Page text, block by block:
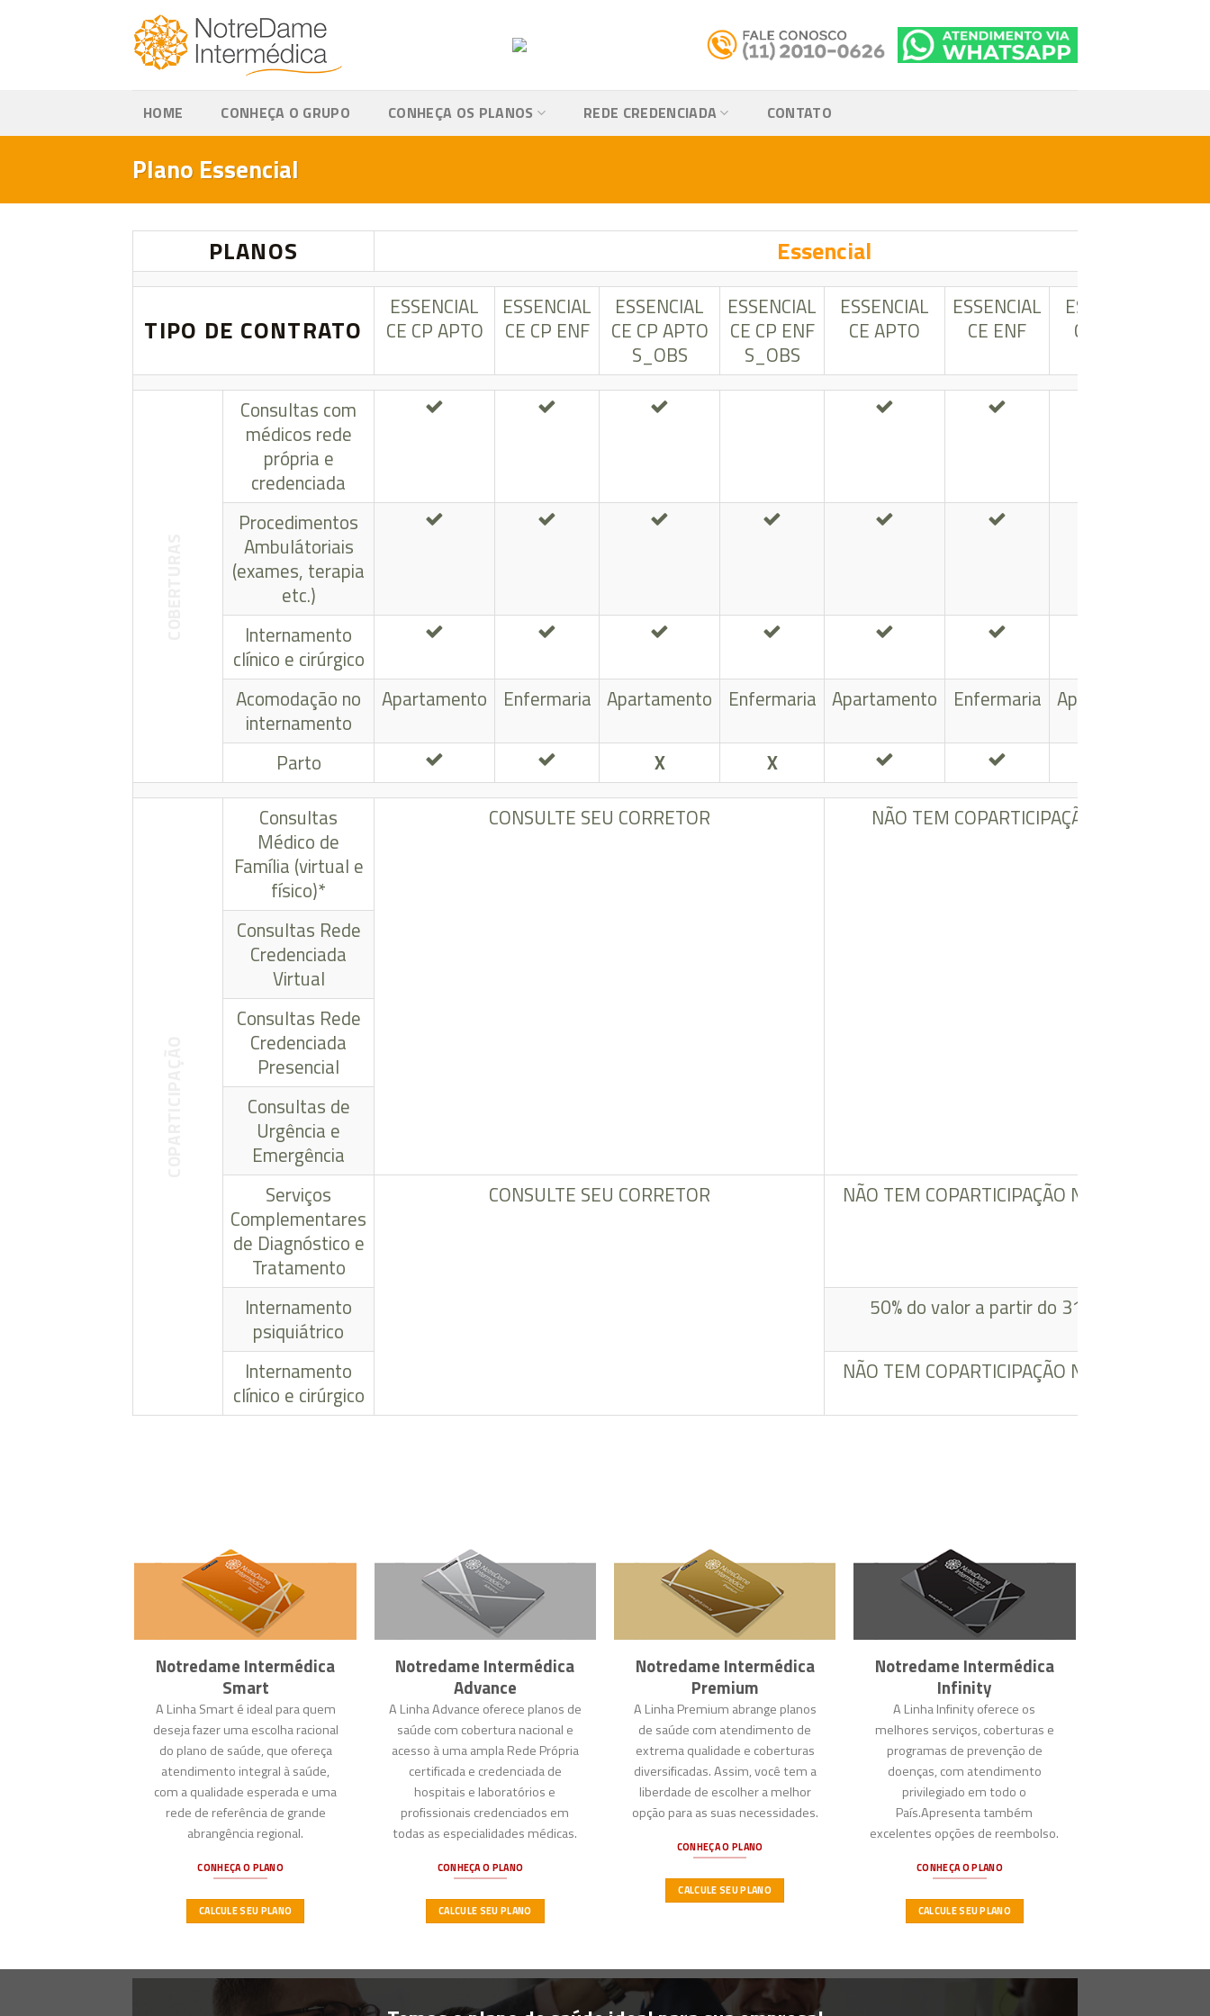
HOME CONHEÇA O GRUPO CONHEÇA OS PLANOS REDE CREDENCIADA CONTATO
Plano Essencial
PLANOS Essencial
TIPO DE CONTRATO
ESSENCIAL
CE CP APTO
ESSENCIAL
CE CP ENF
ESSENCIAL
CE CP APTO
S_OBS
ESSENCIAL
CE CP ENF
S_OBS
ESSENCIAL
CE APTO
ESSENCIAL
CE ENF
ESSENCIAL
CE APTO
Consultas com
médicos rede
própria e
credenciada
Procedimentos
Ambulátoriais
(exames, terapia
etc.)
Internamento
clínico e cirúrgico
Acomodação no
internamento
Apartamento Enfermaria Apartamento Enfermaria Apartamento Enfermaria Apartamento
Parto X X
Consultas
Médico de
Família (virtual e
físico)*
CONSULTE SEU CORRETOR NÃO TEM COPARTICIPAÇÃO EM
Consultas Rede
Credenciada
Virtual
Consultas Rede
Credenciada
Presencial
Consultas de
Urgência e
Emergência
Serviços
Complementares
de Diagnóstico e
Tratamento
CONSULTE SEU CORRETOR NÃO TEM COPARTICIPAÇÃO NOS
Internamento
psiquiátrico
50% do valor a partir do 31º dia de
Internamento
clínico e cirúrgico
NÃO TEM COPARTICIPAÇÃO NOS
Notredame Intermédica
Smart
A Linha Smart é ideal para quem
deseja fazer uma escolha racional
do plano de saúde, que ofereça
atendimento integral à saúde,
com a qualidade esperada e uma
rede de referência de grande
abrangência regional.
CONHEÇA O PLANO
CALCULE SEU PLANO
Notredame Intermédica
Advance
A Linha Advance oferece planos de
saúde com cobertura nacional e
acesso à uma ampla Rede Própria
certificada e credenciada de
hospitais e laboratórios e
profissionais credenciados em
todas as especialidades médicas.
CONHEÇA O PLANO
CALCULE SEU PLANO
Notredame Intermédica
Premium
A Linha Premium abrange planos
de saúde com atendimento de
extrema qualidade e coberturas
diversificadas. Assim, você tem a
liberdade de escolher a melhor
opção para as suas necessidades.
CONHEÇA O PLANO
CALCULE SEU PLANO
Notredame Intermédica
Infinity
A Linha Infinity oferece os
melhores serviços, coberturas e
programas de prevenção de
doenças, com atendimento
privilegiado em todo o
País.Apresenta também
excelentes opções de reembolso.
CONHEÇA O PLANO
CALCULE SEU PLANO